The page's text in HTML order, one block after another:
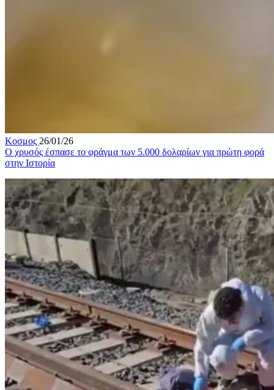
Κοσμος 26/01/26
Ο χρυσός έσπασε το φράγμα των 5.000 δολαρίων για πρώτη φορά
στην Ιστορία